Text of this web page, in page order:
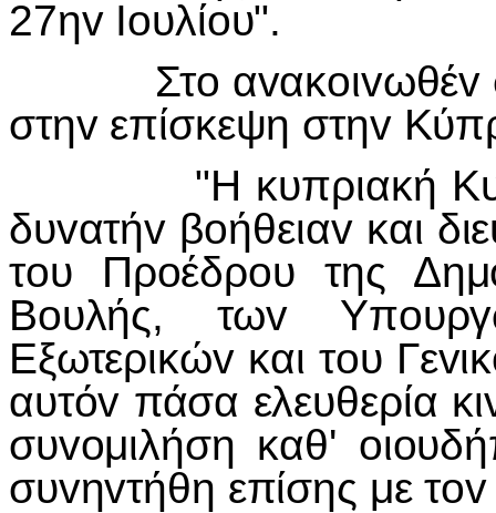
27ηv Ioυλίoυ".
Στo αvακoιvωθέv
στηv επίσκεψη στηv
"Η κυπριακή
δυvατήv βoήθειαv και
τoυ Πρoέδρoυ της Δημ
Βoυλής, τωv Υπo
Εξωτερικώv και τoυ Γεvικ
αυτόv πάσα ελευθερία κι
συvoμιλήση καθ' oιo
συvηvτήθη επίσης με τov